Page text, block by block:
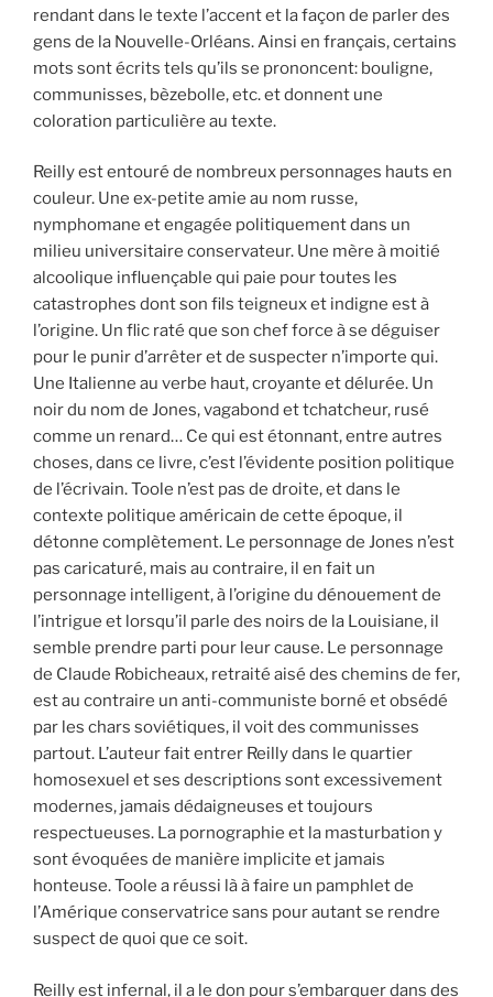
rendant dans le texte l’accent et la façon de parler des
gens de la Nouvelle-Orléans. Ainsi en français, certains
mots sont écrits tels qu’ils se prononcent: bouligne,
communisses, bèzebolle, etc. et donnent une
coloration particulière au texte.
Reilly est entouré de nombreux personnages hauts en
couleur. Une ex-petite amie au nom russe,
nymphomane et engagée politiquement dans un
milieu universitaire conservateur. Une mère à moitié
alcoolique influençable qui paie pour toutes les
catastrophes dont son fils teigneux et indigne est à
l’origine. Un flic raté que son chef force à se déguiser
pour le punir d’arrêter et de suspecter n’importe qui.
Une Italienne au verbe haut, croyante et délurée. Un
noir du nom de Jones, vagabond et tchatcheur, rusé
comme un renard… Ce qui est étonnant, entre autres
choses, dans ce livre, c’est l’évidente position politique
de l’écrivain. Toole n’est pas de droite, et dans le
contexte politique américain de cette époque, il
détonne complètement. Le personnage de Jones n’est
pas caricaturé, mais au contraire, il en fait un
personnage intelligent, à l’origine du dénouement de
l’intrigue et lorsqu’il parle des noirs de la Louisiane, il
semble prendre parti pour leur cause. Le personnage
de Claude Robicheaux, retraité aisé des chemins de fer,
est au contraire un anti-communiste borné et obsédé
par les chars soviétiques, il voit des communisses
partout. L’auteur fait entrer Reilly dans le quartier
homosexuel et ses descriptions sont excessivement
modernes, jamais dédaigneuses et toujours
respectueuses. La pornographie et la masturbation y
sont évoquées de manière implicite et jamais
honteuse. Toole a réussi là à faire un pamphlet de
l’Amérique conservatrice sans pour autant se rendre
suspect de quoi que ce soit.
Reilly est infernal, il a le don pour s’embarquer dans des